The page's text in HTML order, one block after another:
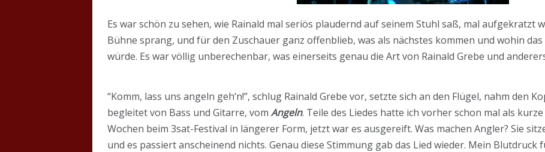
Es war schön zu sehen, wie Rainald mal seriös plaudernd auf seinem Stuhl saß, mal aufgekratzt
Bühne sprang, und für den Zuschauer ganz offenblieb, was als nächstes kommen und wohin
würde. Es war völlig unberechenbar, was einerseits genau die Art von Rainald Grebe und
“Komm, lass uns angeln geh‘n!”, schlug Rainald Grebe vor, setzte sich an den Flügel, nahm den
begleitet von Bass und Gitarre, vomAngeln. Teile des Liedes hatte ich vorher schon mal als
Wochen beim 3sat-Festival in längerer Form, jetzt war es ausgereift. Was machen Angler? Sie
und es passiert anscheinend nichts. Genau diese Stimmung gab das Lied wieder. Mein